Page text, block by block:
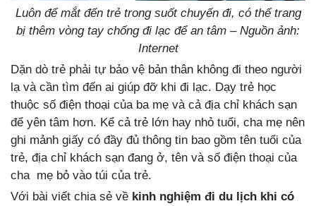
Luôn để mắt đến trẻ trong suốt chuyến đi, có thể trang
bị thêm vòng tay chống đi lạc để an tâm – Nguồn ảnh:
Internet
Dặn dò trẻ phải tự bảo vệ bản thân không đi theo người
lạ và cần tìm đến ai giúp đỡ khi đi lạc. Dạy trẻ học
thuộc số điện thoại của ba mẹ và cả địa chỉ khách sạn
để yên tâm hơn. Kể cả trẻ lớn hay nhỏ tuổi, cha mẹ nên
ghi mảnh giấy có đầy đủ thông tin bao gồm tên tuổi của
trẻ, địa chỉ khách sạn đang ở, tên và số điện thoại của
cha mẹ bỏ vào túi của trẻ.
Với bài viết chia sẻ về kinh nghiệm đi du lịch khi có